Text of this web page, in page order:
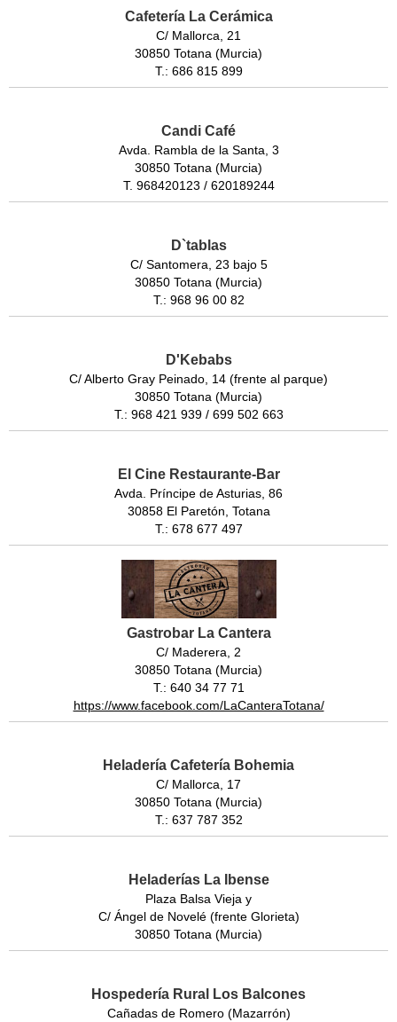
Cafetería La Cerámica
C/ Mallorca, 21
30850 Totana (Murcia)
T.: 686 815 899
Candi Café
Avda. Rambla de la Santa, 3
30850 Totana (Murcia)
T. 968420123 / 620189244
D`tablas
C/ Santomera, 23 bajo 5
30850 Totana (Murcia)
T.: 968 96 00 82
D'Kebabs
C/ Alberto Gray Peinado, 14 (frente al parque)
30850 Totana (Murcia)
T.: 968 421 939 / 699 502 663
El Cine Restaurante-Bar
Avda. Príncipe de Asturias, 86
30858 El Paretón, Totana
T.: 678 677 497
Gastrobar La Cantera
C/ Maderera, 2
30850 Totana (Murcia)
T.: 640 34 77 71
https://www.facebook.com/LaCanteraTotana/
Heladería Cafetería Bohemia
C/ Mallorca, 17
30850 Totana (Murcia)
T.: 637 787 352
Heladerías La Ibense
Plaza Balsa Vieja y
C/ Ángel de Novelé (frente Glorieta)
30850 Totana (Murcia)
Hospedería Rural Los Balcones
Cañadas de Romero (Mazarrón)